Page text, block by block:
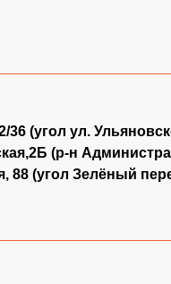
36 (угол ул.
(р-н
88 (угол Зелёный